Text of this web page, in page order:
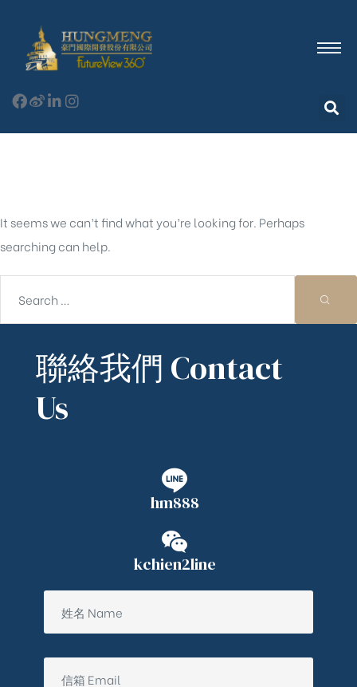
It seems we can’t find what you’re looking for. Perhaps
searching can help.
聯絡我們 Contact
Us
hm888
kchien2line